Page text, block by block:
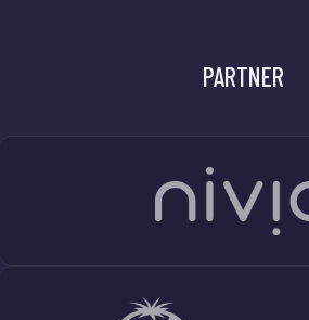
PARTNER